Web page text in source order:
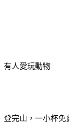
有人愛玩動物
登完山，一小杯免